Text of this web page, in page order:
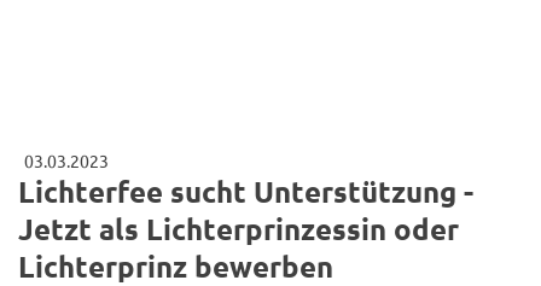
03.03.2023
Lichterfee sucht Unterstützung -
Jetzt als Lichterprinzessin oder
Lichterprinz bewerben